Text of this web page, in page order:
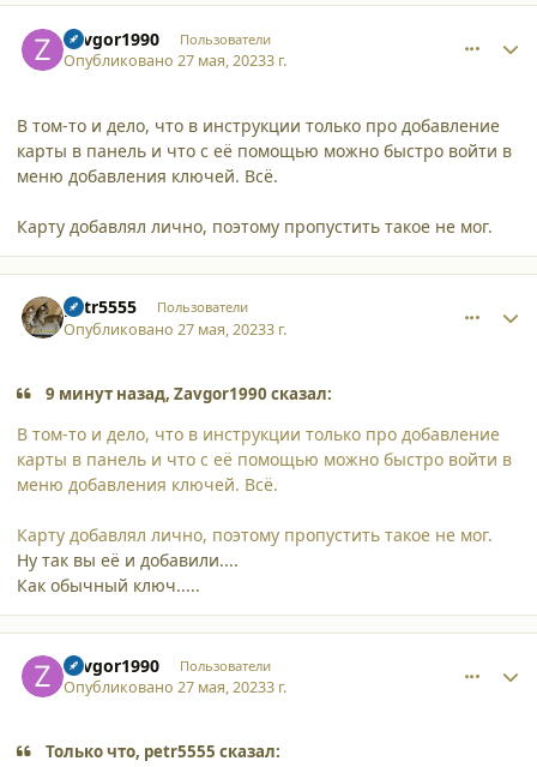
Zavgor1990 Пользователи
Опубликовано27 мая, 20233 г.
В том-то и дело, что в инструкции только про добавление
карты в панель и что с её помощью можно быстро войти в
меню добавления ключей. Всё.
Карту добавлял лично, поэтому пропустить такое не мог.
petr5555 Пользователи
Опубликовано27 мая, 20233 г.
9 минут назад, Zavgor1990 сказал:
В том-то и дело, что в инструкции только про добавление
карты в панель и что с её помощью можно быстро войти в
меню добавления ключей. Всё.
Карту добавлял лично, поэтому пропустить такое не мог.
Ну так вы её и добавили....
Как обычный ключ.....
Zavgor1990 Пользователи
Опубликовано27 мая, 20233 г.
Только что, petr5555 сказал: